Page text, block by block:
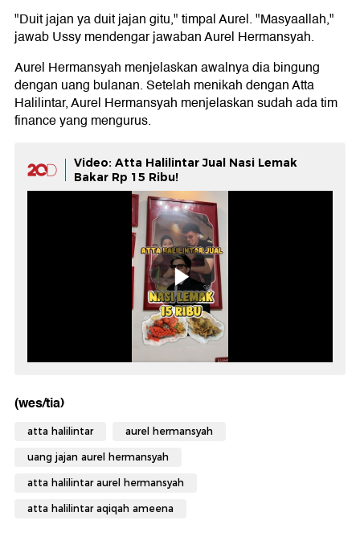
"Duit jajan ya duit jajan gitu," timpal Aurel. "Masyaallah,"
jawab Ussy mendengar jawaban Aurel Hermansyah.
Aurel Hermansyah menjelaskan awalnya dia bingung
dengan uang bulanan. Setelah menikah dengan Atta
Halilintar, Aurel Hermansyah menjelaskan sudah ada tim
finance yang mengurus.
Video: Atta Halilintar Jual Nasi Lemak
Bakar Rp 15 Ribu!
(wes/tia)
atta halilintar aurel hermansyah
uang jajan aurel hermansyah
atta halilintar aurel hermansyah
atta halilintar aqiqah ameena